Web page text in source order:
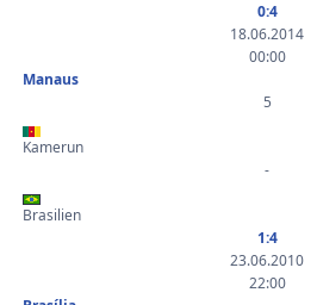
0:4
18.06.2014
00:00
Manaus
5
Kamerun
-
Brasilien
1:4
23.06.2010
22:00